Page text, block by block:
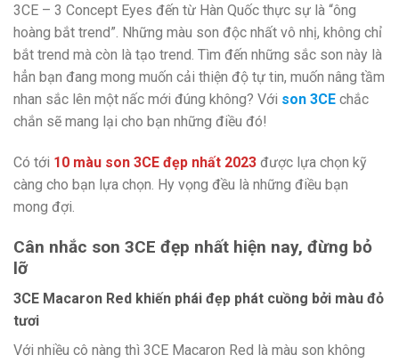
3CE – 3 Concept Eyes đến từ Hàn Quốc thực sự là “ông
hoàng bắt trend”. Những màu son độc nhất vô nhị, không chỉ
bắt trend mà còn là tạo trend. Tìm đến những sắc son này là
hẳn bạn đang mong muốn cải thiện độ tự tin, muốn nâng tầm
nhan sắc lên một nấc mới đúng không? Với son 3CE chắc
chắn sẽ mang lại cho bạn những điều đó!
Có tới 10 màu son 3CE đẹp nhất 2023 được lựa chọn kỹ
càng cho bạn lựa chọn. Hy vọng đều là những điều bạn
mong đợi.
Cân nhắc son 3CE đẹp nhất hiện nay, đừng bỏ
lỡ
3CE Macaron Red khiến phái đẹp phát cuồng bởi màu đỏ
tươi
Với nhiều cô nàng thì 3CE Macaron Red là màu son không